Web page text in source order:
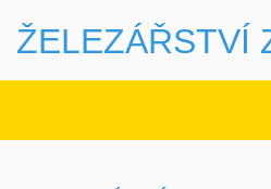
ŽELEZÁŘSTVÍ